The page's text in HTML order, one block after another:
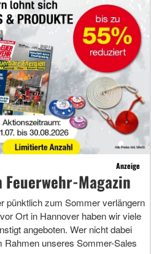
Anzeige
Magazin
pünktlich zum Sommer verlängern
Ort in Hannover haben wir viele
angeboten. Wer nicht dabei
unseres Sommer-Sales